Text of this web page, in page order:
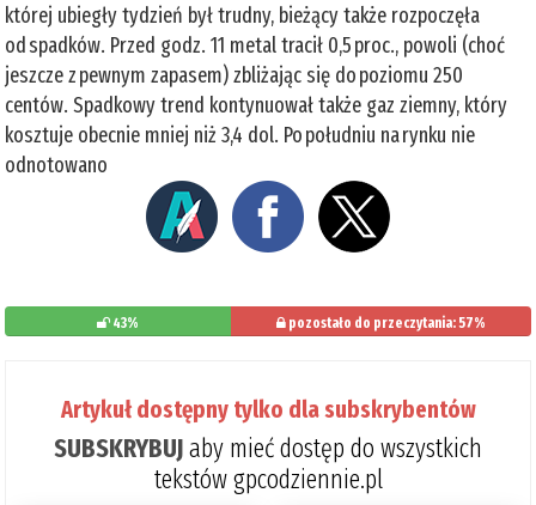
której ubiegły tydzień był trudny, bieżący także rozpoczęła
od spadków. Przed godz. 11 metal tracił 0,5 proc., powoli (choć
jeszcze z pewnym zapasem) zbliżając się do poziomu 250
centów. Spadkowy trend kontynuował także gaz ziemny, który
kosztuje obecnie mniej niż 3,4 dol. Po południu na rynku nie
odnotowano
43% pozostało do przeczytania: 57%
Artykuł dostępny tylko dla subskrybentów
SUBSKRYBUJaby mieć dostęp do wszystkich
tekstów gpcodziennie.pl